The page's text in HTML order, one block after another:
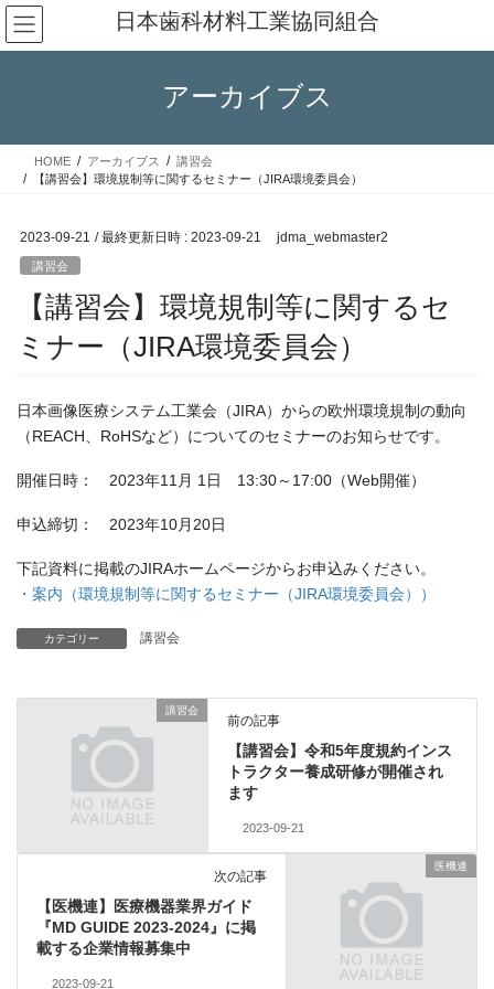
コ
ン
テ
ス
ナ
ビ
ゲ
ン
日本歯科材料工業協同組合
アーカイブス
HOME アーカイブス
講習会
【講習会】環境規制等に関するセミナー（JIRA環境委員会）
2023-09-21 / 最終更新日時 : 2023-09-21 jdma_webmaster2
講習会
【講習会】環境規制等に関するセ
ミナー（JIRA環境委員会）
日本画像医療システム工業会（JIRA）からの欧州環境規制の動向
（REACH、RoHSなど）についてのセミナーのお知らせです。
開催日時： 2023年11月 1日 13:30～17:00（Web開催）
申込締切： 2023年10月20日
下記資料に掲載のJIRAホームページからお申込みください。
・案内（環境規制等に関するセミナー（JIRA環境委員会））
カテゴリー 講習会
講習会
前の記事
【講習会】令和5年度規約インス
トラクター養成研修が開催され
ます
2023-09-21
医機連
次の記事
【医機連】医療機器業界ガイド
『MD GUIDE 2023-2024』に掲
載する企業情報募集中
2023-09-21